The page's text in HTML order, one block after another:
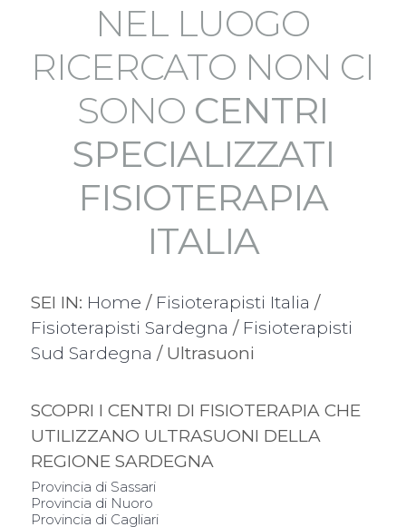
NEL LUOGO
RICERCATO NON CI
SONO CENTRI
SPECIALIZZATI
FISIOTERAPIA
ITALIA
SEI IN: Home / Fisioterapisti Italia /
Fisioterapisti Sardegna / Fisioterapisti
Sud Sardegna / Ultrasuoni
SCOPRI I CENTRI DI FISIOTERAPIA CHE
UTILIZZANO ULTRASUONI DELLA
REGIONE SARDEGNA
Provincia di Sassari
Provincia di Nuoro
Provincia di Cagliari